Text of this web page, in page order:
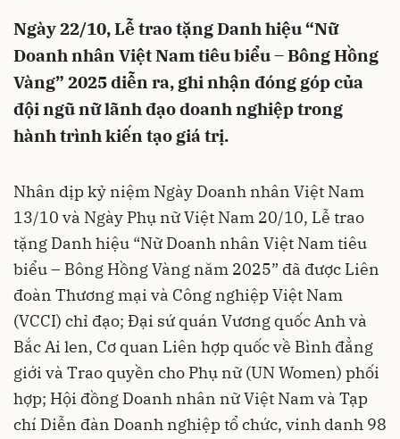
Ngày 22/10, Lễ trao tặng Danh hiệu “Nữ
Doanh nhân Việt Nam tiêu biểu – Bông Hồng
Vàng” 2025 diễn ra, ghi nhận đóng góp của
đội ngũ nữ lãnh đạo doanh nghiệp trong
hành trình kiến tạo giá trị.
Nhân dịp kỷ niệm Ngày Doanh nhân Việt Nam
13/10 và Ngày Phụ nữ Việt Nam 20/10, Lễ trao
tặng Danh hiệu “Nữ Doanh nhân Việt Nam tiêu
biểu – Bông Hồng Vàng năm 2025” đã được Liên
đoàn Thương mại và Công nghiệp Việt Nam
(VCCI) chỉ đạo; Đại sứ quán Vương quốc Anh và
Bắc Ai len, Cơ quan Liên hợp quốc về Bình đẳng
giới và Trao quyền cho Phụ nữ (UN Women) phối
hợp; Hội đồng Doanh nhân nữ Việt Nam và Tạp
chí Diễn đàn Doanh nghiệp tổ chức, vinh danh 98
Hủy Gửi